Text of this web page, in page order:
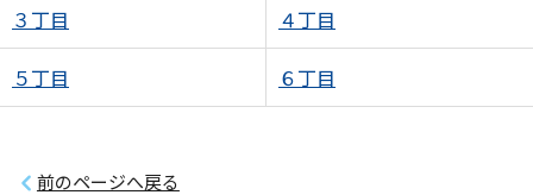
３丁目 ４丁目
５丁目 ６丁目
前のページへ戻る